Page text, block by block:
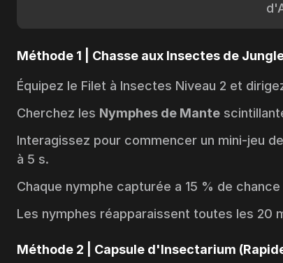
Méthode 1 | Chasse aux Insectes de
Équipez le Filet à Insectes Niveau 2 et
Cherchez les Nymphes de Mante
Interagissez pour commencer un mini-jeu
à 5 s.
Chaque nymphe capturée a 15 % de
Les nymphes réapparaissent toutes les 20
Méthode 2 | Capsule d'Insectarium